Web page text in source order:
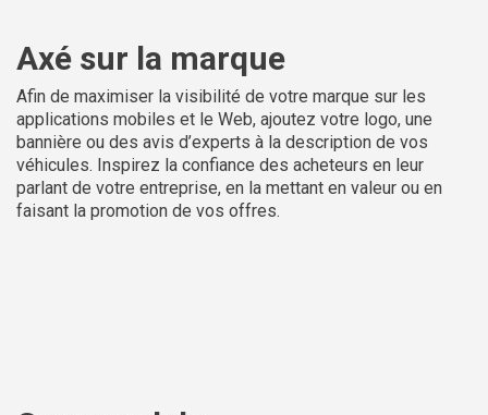
Axé sur la marque
Afin de maximiser la visibilité de votre marque sur les
applications mobiles et le Web, ajoutez votre logo, une
bannière ou des avis d’experts à la description de vos
véhicules. Inspirez la confiance des acheteurs en leur
parlant de votre entreprise, en la mettant en valeur ou en
faisant la promotion de vos offres.